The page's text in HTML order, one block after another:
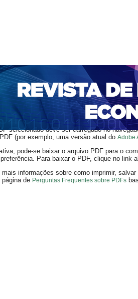
ACESSO CADASTRO
PORTAL DE REVISTAS DA UNIFACS
E INDEXADORES
- V. 3 - N. 47 - Dezembro de 2020 >Cunha
selecionado deve ser carregado no
(por exemplo, uma versão atual do Adobe
pode-se baixar o arquivo PDF para o
Para baixar o PDF, clique no link
mais informações sobre como imprimir,
de Perguntas Frequentes sobre PDFs